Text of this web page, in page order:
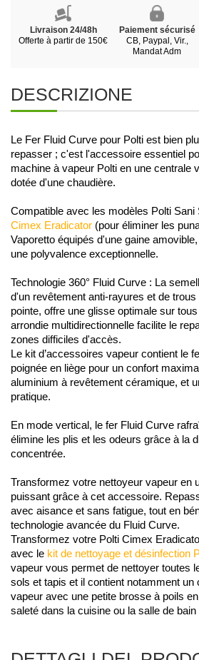
Livraison 24/48h
Offerte à partir de 150€
Paiement sécurisé
CB, Paypal, Vir.,
Mandat Adm
DESCRIZIONE
Le Fer Fluid Curve pour Polti est bien
repasser ; c'est l'accessoire essentiel
machine à vapeur Polti en une centrale
dotée d'une chaudière.
Compatible avec les modèles Polti
Cimex Eradicator (pour éliminer les
Vaporetto équipés d'une gaine
une polyvalence exceptionnelle.
Technologie 360° Fluid Curve : La
d'un revêtement anti-rayures et de
pointe, offre une glisse optimale sur
arrondie multidirectionnelle facilite le
zones difficiles d'accès.
Le kit d’accessoires vapeur contient le
poignée en liège pour un confort
aluminium à revêtement céramique, et
pratique.
En mode vertical, le fer Fluid Curve
élimine les plis et les odeurs grâce à la
concentrée.
Transformez votre nettoyeur vapeur en
puissant grâce à cet accessoire.
avec aisance et sans fatigue, tout en
technologie avancée du Fluid Curve.
Transformez votre Polti Cimex
avec le kit de nettoyage et désinfection
vapeur vous permet de nettoyer toutes
sols et tapis et il contient notamment un
vapeur avec une petite brosse à poils
saleté dans la cuisine ou la salle de